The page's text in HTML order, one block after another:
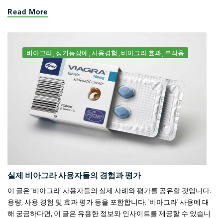
Read More
비아그라 성기능장애 사용경험 비아그라 효과 부작용
실제 비아그라 사용자들의 경험과 평가
이 글은 '비아그라' 사용자들의 실제 사례와 평가를 공유할 것입니다.
용량, 사용 경험 및 효과 평가 등을 포함합니다. '비아그라' 사용에 대
해 궁금하다면, 이 글은 유용한 정보와 인사이트를 제공할 수 있습니